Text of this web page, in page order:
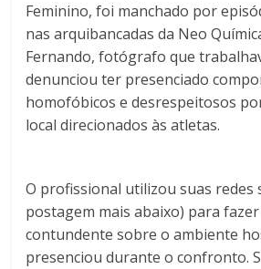
Feminino, foi manchado por
nas arquibancadas da Neo
Fernando, fotógrafo que
denunciou ter presenciado
homofóbicos e desrespeitosos
local direcionados às atletas.
O profissional utilizou suas redes
postagem mais abaixo) para
contundente sobre o ambiente
presenciou durante o confronto.